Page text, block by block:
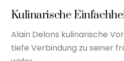
Kulinarische
Alain Delons kulinarische
tiefe Verbindung zu seiner